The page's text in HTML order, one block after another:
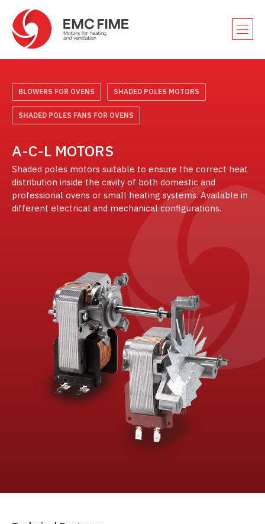
BLOWERS FOR OVENS SHADED POLES MOTORS
SHADED POLES FANS FOR OVENS
A-C-L MOTORS
Shaded poles motors suitable to ensure the correct heat
distribution inside the cavity of both domestic and
professional ovens or small heating systems. Available in
different electrical and mechanical configurations.